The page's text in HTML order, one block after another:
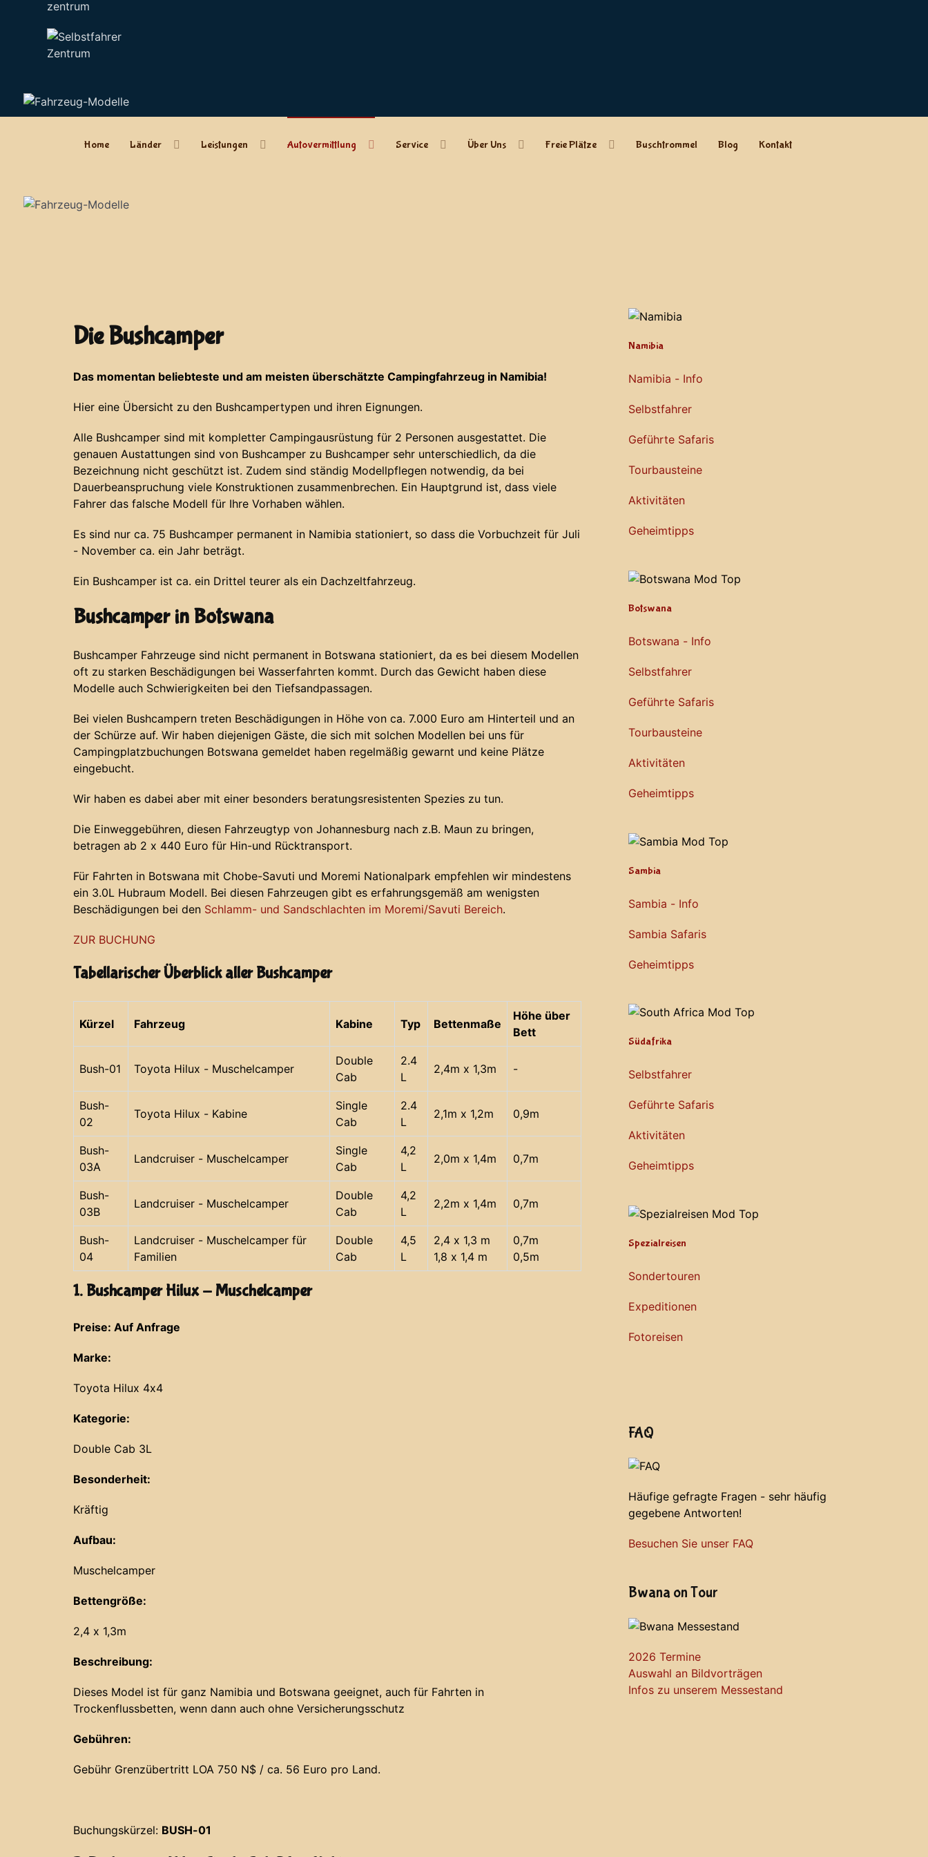
zentrum
Home Länder Leistungen Autovermittlung Service Über Uns Freie Plätze Buschtrommel Blog Kontakt
Die Bushcamper
Das momentan beliebteste und am meisten überschätzte Campingfahrzeug in Namibia!
Hier eine Übersicht zu den Bushcampertypen und ihren Eignungen.
Alle Bushcamper sind mit kompletter Campingausrüstung für 2 Personen ausgestattet. Die
genauen Austattungen sind von Bushcamper zu Bushcamper sehr unterschiedlich, da die
Bezeichnung nicht geschützt ist. Zudem sind ständig Modellpflegen notwendig, da bei
Dauerbeanspruchung viele Konstruktionen zusammenbrechen. Ein Hauptgrund ist, dass viele
Fahrer das falsche Modell für Ihre Vorhaben wählen.
Es sind nur ca. 75 Bushcamper permanent in Namibia stationiert, so dass die Vorbuchzeit für Juli
- November ca. ein Jahr beträgt.
Ein Bushcamper ist ca. ein Drittel teurer als ein Dachzeltfahrzeug.
Bushcamper in Botswana
Bushcamper Fahrzeuge sind nicht permanent in Botswana stationiert, da es bei diesem Modellen
oft zu starken Beschädigungen bei Wasserfahrten kommt. Durch das Gewicht haben diese
Modelle auch Schwierigkeiten bei den Tiefsandpassagen.
Bei vielen Bushcampern treten Beschädigungen in Höhe von ca. 7.000 Euro am Hinterteil und an
der Schürze auf. Wir haben diejenigen Gäste, die sich mit solchen Modellen bei uns für
Campingplatzbuchungen Botswana gemeldet haben regelmäßig gewarnt und keine Plätze
eingebucht.
Wir haben es dabei aber mit einer besonders beratungsresistenten Spezies zu tun.
Die Einweggebühren, diesen Fahrzeugtyp von Johannesburg nach z.B. Maun zu bringen,
betragen ab 2 x 440 Euro für Hin-und Rücktransport.
Für Fahrten in Botswana mit Chobe-Savuti und Moremi Nationalpark empfehlen wir mindestens
ein 3.0L Hubraum Modell. Bei diesen Fahrzeugen gibt es erfahrungsgemäß am wenigsten
Beschädigungen bei den Schlamm- und Sandschlachten im Moremi/Savuti Bereich.
ZUR BUCHUNG
Tabellarischer Überblick aller Bushcamper
Kürzel Fahrzeug Kabine Typ Bettenmaße
Höhe über
Bett
Bush-01 Toyota Hilux - Muschelcamper
Double
Cab
2.4
L
2,4m x 1,3m -
Bush-
02
Toyota Hilux - Kabine
Single
Cab
2.4
L
2,1m x 1,2m 0,9m
Bush-
03A
Landcruiser - Muschelcamper
Single
Cab
4,2
L
2,0m x 1,4m 0,7m
Bush-
03B
Landcruiser - Muschelcamper
Double
Cab
4,2
L
2,2m x 1,4m 0,7m
Bush-
04
Landcruiser - Muschelcamper für
Familien
Double
Cab
4,5
L
2,4 x 1,3 m
1,8 x 1,4 m
0,7m
0,5m
1. Bushcamper Hilux - Muschelcamper
Preise: Auf Anfrage
Marke:
Toyota Hilux 4x4
Kategorie:
Double Cab 3L
Besonderheit:
Kräftig
Aufbau:
Muschelcamper
Bettengröße:
2,4 x 1,3m
Beschreibung:
Dieses Model ist für ganz Namibia und Botswana geeignet, auch für Fahrten in
Trockenflussbetten, wenn dann auch ohne Versicherungsschutz
Gebühren:
Gebühr Grenzübertritt LOA 750 N$ / ca. 56 Euro pro Land.
Buchungskürzel: BUSH-01
Namibia
Namibia - Info
Selbstfahrer
Geführte Safaris
Tourbausteine
Aktivitäten
Geheimtipps
Botswana
Botswana - Info
Selbstfahrer
Geführte Safaris
Tourbausteine
Aktivitäten
Geheimtipps
Sambia
Sambia - Info
Sambia Safaris
Geheimtipps
Südafrika
Selbstfahrer
Geführte Safaris
Aktivitäten
Geheimtipps
Spezialreisen
Sondertouren
Expeditionen
Fotoreisen
FAQ
Häufige gefragte Fragen - sehr häufig
gegebene Antworten!
Besuchen Sie unser FAQ
Bwana on Tour
2026 Termine
Auswahl an Bildvorträgen
Infos zu unserem Messestand